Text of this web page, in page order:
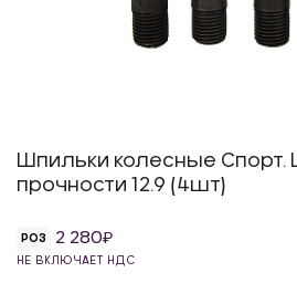
Шпильки колесные Спорт.
прочности 12.9 (4шт)
РОЗ 2 280
НЕ ВКЛЮЧАЕТ НДС